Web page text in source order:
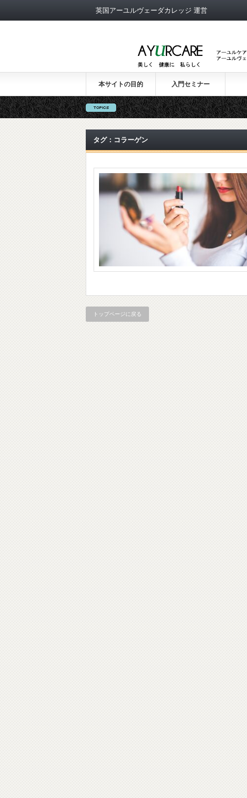
本サイトの目的 入門セミナー
英国アーユルヴェーダカレッジ 運営
タグ：コラーゲン
トップページに戻る